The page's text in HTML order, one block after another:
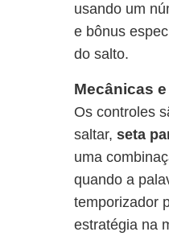
usando um
e bônus
do salto.
Mecânicas
Os controles
saltar, seta
uma
quando a
temporizador
estratégia na